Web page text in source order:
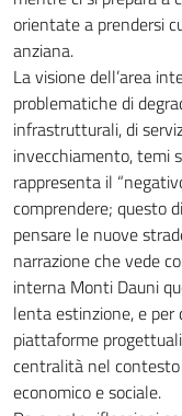
orientate a prendersi
anziana.
La visione dell’area
problematiche di
infrastrutturali, di
invecchiamento, temi
rappresenta il
comprendere; questo
pensare le nuove
narrazione che vede
interna Monti Dauni
lenta estinzione, e per
piattaforme
centralità nel contesto
economico e sociale.